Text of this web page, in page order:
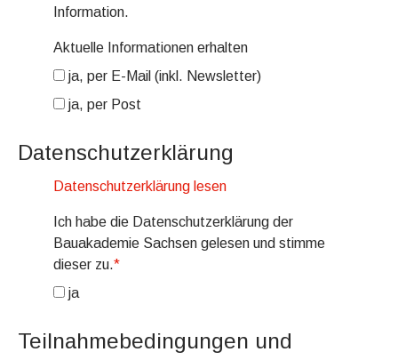
Information.
Aktuelle Informationen erhalten
ja, per E-Mail (inkl. Newsletter)
ja, per Post
Datenschutzerklärung
Datenschutzerklärung lesen
Ich habe die Datenschutzerklärung der
Bauakademie Sachsen gelesen und stimme
dieser zu.*
ja
Teilnahmebedingungen und